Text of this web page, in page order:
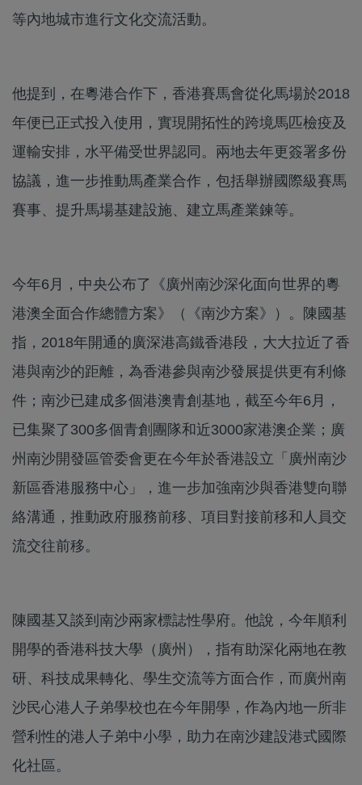
等內地城市進行文化交流活動。
他提到，在粵港合作下，香港賽馬會從化馬場於2018
年便已正式投入使用，實現開拓性的跨境馬匹檢疫及
運輸安排，水平備受世界認同。兩地去年更簽署多份
協議，進一步推動馬產業合作，包括舉辦國際級賽馬
賽事、提升馬場基建設施、建立馬產業鍊等。
今年6月，中央公布了《廣州南沙深化面向世界的粵
港澳全面合作總體方案》（《南沙方案》）。陳國基
指，2018年開通的廣深港高鐵香港段，大大拉近了香
港與南沙的距離，為香港參與南沙發展提供更有利條
件；南沙已建成多個港澳青創基地，截至今年6月，
已集聚了300多個青創團隊和近3000家港澳企業；廣
州南沙開發區管委會更在今年於香港設立「廣州南沙
新區香港服務中心」，進一步加強南沙與香港雙向聯
絡溝通，推動政府服務前移、項目對接前移和人員交
流交往前移。
陳國基又談到南沙兩家標誌性學府。他說，今年順利
開學的香港科技大學（廣州），指有助深化兩地在教
研、科技成果轉化、學生交流等方面合作，而廣州南
沙民心港人子弟學校也在今年開學，作為內地一所非
營利性的港人子弟中小學，助力在南沙建設港式國際
化社區。